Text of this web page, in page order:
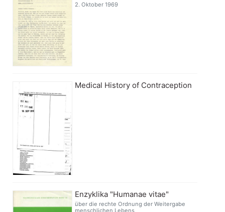
2. Oktober 1969
Medical History of Contraception
Enzyklika "Humanae vitae"
über die rechte Ordnung der Weitergabe
menschlichen Lebens